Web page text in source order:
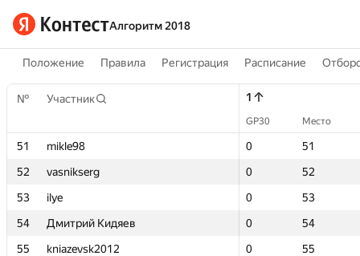
Алгоритм 2018
Положение Правила Регистрация Расписание
№ Участник 1
GP30 Место
51 mikle98 0
51
52
vasnikserg 0
52
53
ilye 0
53
54
Дмитрий Кидяев 0
54
55
kniazevsk2012 0
55
№ Участник 1
GP30 Место
51 mikle98 0
51
52
vasnikserg 0
52
53
ilye 0
53
54
Дмитрий Кидяев 0
54
55
kniazevsk2012 0
55